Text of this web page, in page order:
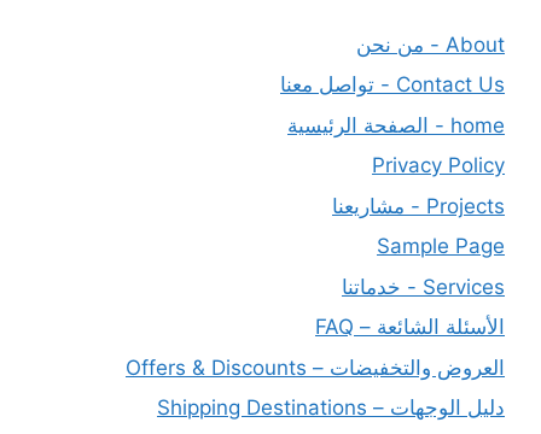
About - من نحن
Contact Us - تواصل معنا
home - الصفحة الرئيسية
Privacy Policy
Projects - مشاريعنا
Sample Page
Services - خدماتنا
الأسئلة الشائعة – FAQ
العروض والتخفيضات – Offers & Discounts
دليل الوجهات – Shipping Destinations